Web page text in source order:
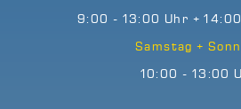
9:00 - 13:00 Uhr +
Samstag +
10:00 - 13:00